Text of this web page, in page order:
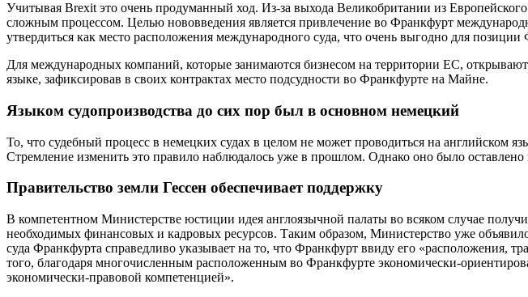
Учитывая Brexit это очень продуманный ход. Из-за выхода Великобритании из
сложным процессом. Целью нововведения является привлечение во Франкфурт
утвердиться как место расположения международного суда, что очень выгодно для
Для международных компаний, которые занимаются бизнесом на территории ЕС,
языке, зафиксировав в своих контрактах место подсудности во Франкфурте на Майне.
Языком судопроизводства до сих пор был в основном немецкий
То, что судебный процесс в немецких судах в целом не может проводиться на английском
Стремление изменить это правило наблюдалось уже в прошлом. Однако оно было
Правительство земли Гессен обеспечивает поддержку
В компетентном Министерстве юстиции идея англоязычной палаты во всяком случае
необходимых финансовых и кадровых ресурсов. Таким образом, Министерство уже
суда Франкфурта справедливо указывает на то, что Франкфурт ввиду его «расположения,
того, благодаря многочисленным расположенным во Франкфурте экономически-
экономически-правовой компетенцией».